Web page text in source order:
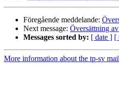
Föregående meddelande:
Next message: Översättning
Messages sorted by: [ date ] [
More information about the tp-sv